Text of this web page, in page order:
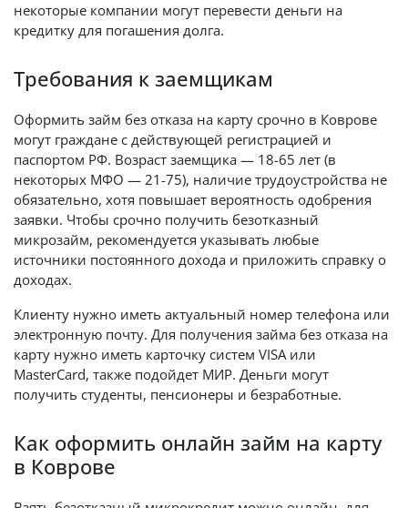
некоторые компании могут перевести деньги на
кредитку для погашения долга.
Требования к заемщикам
Оформить займ без отказа на карту срочно в Коврове
могут граждане с действующей регистрацией и
паспортом РФ. Возраст заемщика — 18-65 лет (в
некоторых МФО — 21-75), наличие трудоустройства не
обязательно, хотя повышает вероятность одобрения
заявки. Чтобы срочно получить безотказный
микрозайм, рекомендуется указывать любые
источники постоянного дохода и приложить справку о
доходах.
Клиенту нужно иметь актуальный номер телефона или
электронную почту. Для получения займа без отказа на
карту нужно иметь карточку систем VISA или
MasterCard, также подойдет МИР. Деньги могут
получить студенты, пенсионеры и безработные.
Как оформить онлайн займ на карту
в Коврове